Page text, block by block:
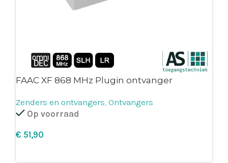
FAAC XF 868 MHz Plugin ontvanger
Zenders en ontvangers, Ontvangers
Op voorraad
€